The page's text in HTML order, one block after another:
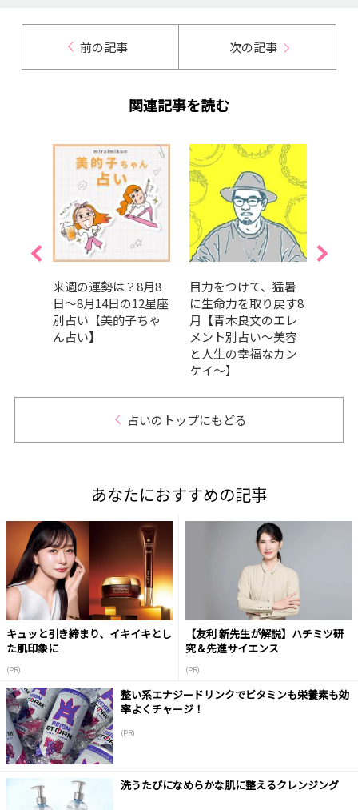
前の記事 次の記事
関連記事を読む
来週の運勢は？8月8
日～8月14日の12星座
別占い【美的子ちゃ
ん占い】
目力をつけて、猛暑
に生命力を取り戻す8
月【青木良文のエレ
メント別占い～美容
と人生の幸福なカン
ケイ～】
占いのトップにもどる
あなたにおすすめの記事
キュッと引き締まり、イキイキとし
た肌印象に
(PR)
【友利 新先生が解説】ハチミツ研
究＆先進サイエンス
(PR)
整い系エナジードリンクでビタミンも栄養素も効
率よくチャージ！
(PR)
洗うたびになめらかな肌に整えるクレンジング